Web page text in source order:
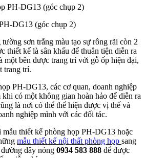
DG13 (góc chụp 2)
sơn trắng màu tạo sự rông rãi còn 2
thiết kế là sân khấu để thuân tiện diễn ra
một bên được trang trí với gỗ ốp hiện đại,
trang trí.
PH-DG13, các cơ quan, doanh nghiệp
khi có một không gian hoàn hảo để diễn ra
là nơi có thể thể hiện được vị thế và
nghiệp mình với các đối tác.
mẫu thiết kế phòng họp PH-DG13 hoặc
mẫu thiết kế nội thất phòng họp sang
dây nóng 0934 583 888 để được